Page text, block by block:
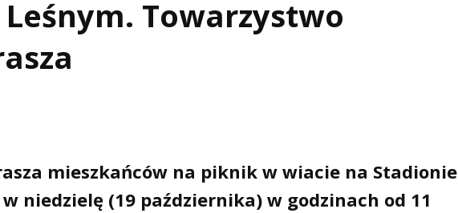
Towarzystwo
mieszkańców na piknik w wiacie na Stadionie
niedzielę (19 października) w godzinach od 11